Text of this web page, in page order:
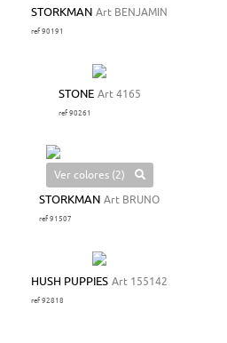
STORKMAN Art BENJAMIN
ref 90191
STONE Art 4165
ref 90261
Ver colores (2)
STORKMAN Art BRUNO
ref 91507
HUSH PUPPIES Art 155142
ref 92818